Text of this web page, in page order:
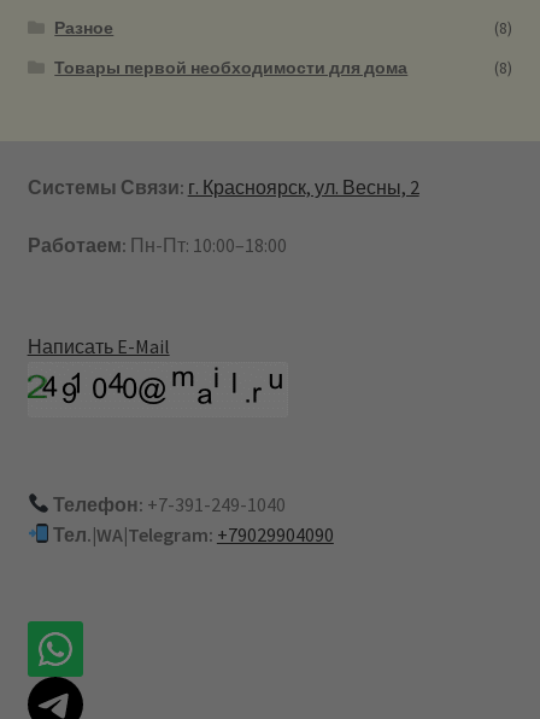
Разное
(8)
Товары первой необходимости для дома
(8)
Системы Связи: г. Красноярск, ул. Весны, 2
Работаем: Пн-Пт: 10:00–18:00
Написать E-Mail
Телефон: +7-391-249-1040
Тел.|WA|Telegram: +79029904090